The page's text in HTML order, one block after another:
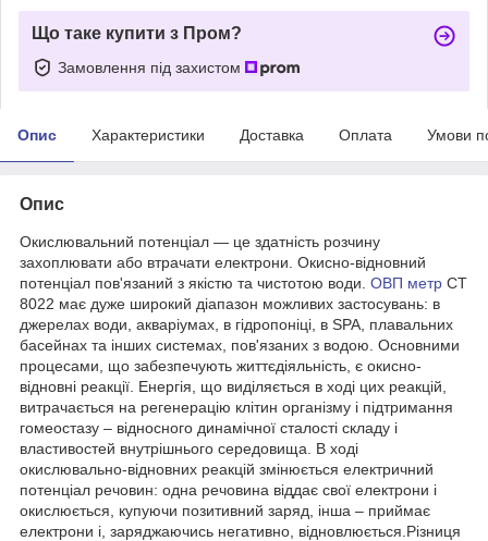
Що таке купити з Пром?
Замовлення під захистом
Опис Характеристики Доставка Оплата Умови
Опис
Окислювальний потенціал ― це здатність розчину
захоплювати або втрачати електрони. Окисно-відновний
потенціал пов'язаний з якістю та чистотою води. ОВП метр СТ
8022 має дуже широкий діапазон можливих застосувань: в
джерелах води, акваріумах, в гідропоніці, в SPA, плавальних
басейнах та інших системах, пов'язаних з водою. Основними
процесами, що забезпечують життєдіяльність, є окисно-
відновні реакції. Енергія, що виділяється в ході цих реакцій,
витрачається на регенерацію клітин організму і підтримання
гомеостазу – відносного динамічної сталості складу і
властивостей внутрішнього середовища. В ході
окислювально-відновних реакцій змінюється електричний
потенціал речовин: одна речовина віддає свої електрони і
окислюється, купуючи позитивний заряд, інша – приймає
електрони і, заряджаючись негативно, відновлюється.Різниця